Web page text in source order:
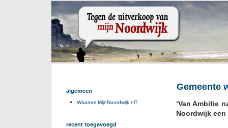
Gemeente
‘Van Ambitie
Noordwijk
algemeen
Waarom MijnNoordwijk.nl?
recent toegevoegd